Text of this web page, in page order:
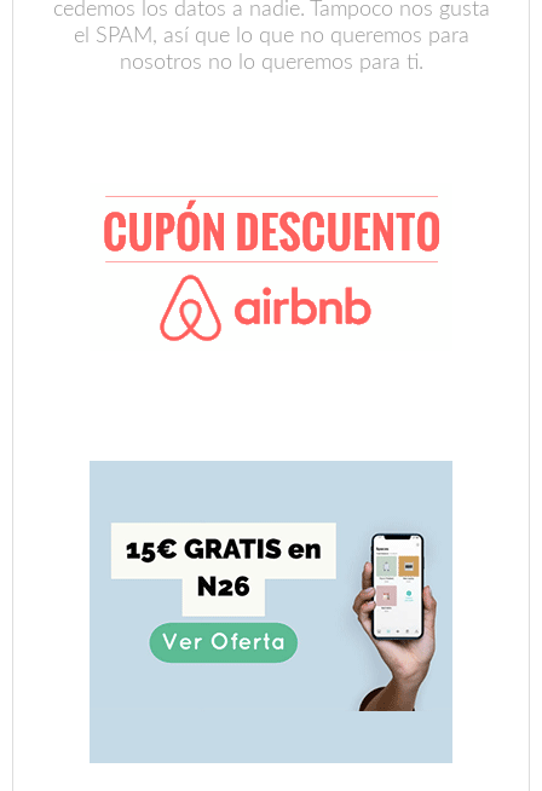
cedemos los datos a nadie. Tampoco nos gusta
el SPAM, así que lo que no queremos para
nosotros no lo queremos para ti.